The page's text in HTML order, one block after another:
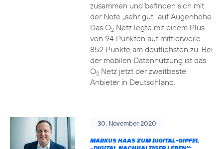
zusammen und befinden sich mit
der Note „sehr gut“ auf Augenhöhe.
Das O2Netz legte mit einem Plus
von 94 Punkten auf mittlerweile
852 Punkte am deutlichsten zu. Bei
der mobilen Datennutzung ist das
O2Netz jetzt der zweitbeste
Anbieter in Deutschland.
30. November 2020
MARKUS HAAS ZUM DIGITAL-GIPFEL